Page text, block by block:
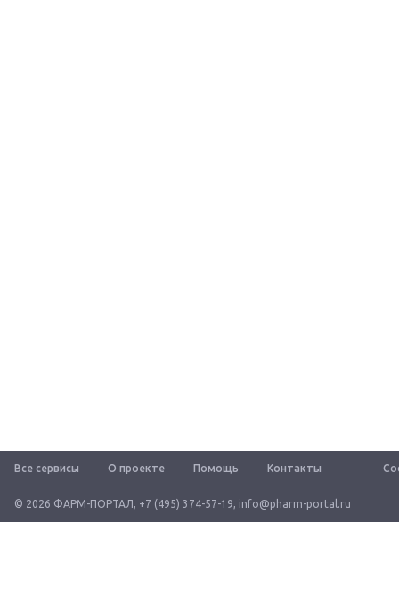
Все сервисы О проекте Помощь Контакты
© 2026 ФАРМ-ПОРТАЛ, +7 (495) 374-57-19, info@pharm-portal.ru